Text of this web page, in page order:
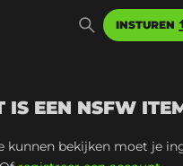
INSTUREN
IS EEN NSFW
bekijken moet je